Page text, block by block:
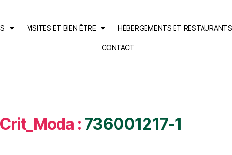
VISITES ET BIEN ÊTRE HÉBERGEMENTS ET RESTAURANTS
CONTACT
Crit_Moda : 736001217-1